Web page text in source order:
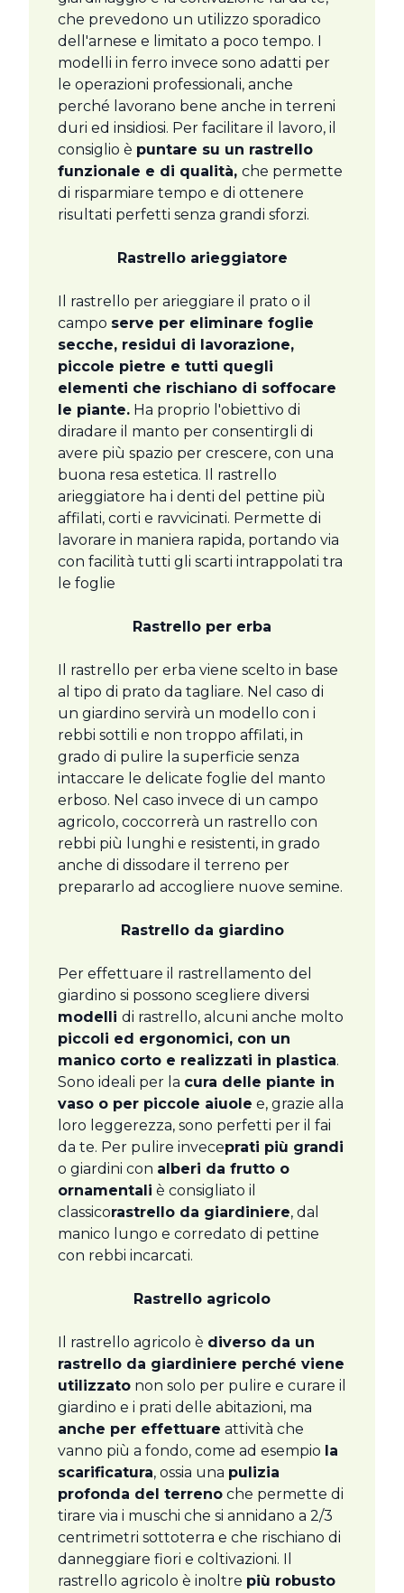
che prevedono un utilizzo sporadico
dell'arnese e limitato a poco tempo. I
modelli in ferro invece sono adatti per
le operazioni professionali, anche
perché lavorano bene anche in terreni
duri ed insidiosi. Per facilitare il lavoro, il
consiglio è puntare su un rastrello
funzionale e di qualità, che permette
di risparmiare tempo e di ottenere
risultati perfetti senza grandi sforzi.
Rastrello arieggiatore
Il rastrello per arieggiare il prato o il
campo serve per eliminare foglie
secche, residui di lavorazione,
piccole pietre e tutti quegli
elementi che rischiano di soffocare
le piante. Ha proprio l'obiettivo di
diradare il manto per consentirgli di
avere più spazio per crescere, con una
buona resa estetica. Il rastrello
arieggiatore ha i denti del pettine più
affilati, corti e ravvicinati. Permette di
lavorare in maniera rapida, portando via
con facilità tutti gli scarti intrappolati tra
le foglie
Rastrello per erba
Il rastrello per erba viene scelto in base
al tipo di prato da tagliare. Nel caso di
un giardino servirà un modello con i
rebbi sottili e non troppo affilati, in
grado di pulire la superficie senza
intaccare le delicate foglie del manto
erboso. Nel caso invece di un campo
agricolo, coccorrerà un rastrello con
rebbi più lunghi e resistenti, in grado
anche di dissodare il terreno per
prepararlo ad accogliere nuove semine.
Rastrello da giardino
Per effettuare il rastrellamento del
giardino si possono scegliere diversi
modelli di rastrello, alcuni anche molto
piccoli ed ergonomici, con un
manico corto e realizzati in plastica.
Sono ideali per la cura delle piante in
vaso o per piccole aiuole e, grazie alla
loro leggerezza, sono perfetti per il fai
da te. Per pulire inveceprati più grandi
o giardini con alberi da frutto o
ornamentali è consigliato il
classicorastrello da giardiniere, dal
manico lungo e corredato di pettine
con rebbi incarcati.
Rastrello agricolo
Il rastrello agricolo è diverso da un
rastrello da giardiniere perché viene
utilizzato non solo per pulire e curare il
giardino e i prati delle abitazioni, ma
anche per effettuare attività che
vanno più a fondo, come ad esempio la
scarificatura, ossia una pulizia
profonda del terreno che permette di
tirare via i muschi che si annidano a 2/3
centrimetri sottoterra e che rischiano di
danneggiare fiori e coltivazioni. Il
rastrello agricolo è inoltre più robusto